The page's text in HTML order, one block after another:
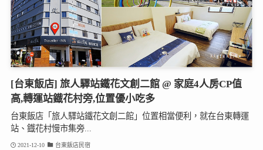
[台東飯店] 旅人驛站鐵花文創二館 @ 家庭4人房CP值
高,轉運站鐡花村旁,位置優小吃多
台東飯店「旅人驛站鐵花文創二館」位置相當便利，就在台東轉運
站、鐡花村慢市集旁...
2021-12-10 台東飯店民宿